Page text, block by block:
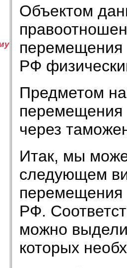
Объектом
перемещения
РФ
Предметом
перемещения
через
Итак, мы
следующем
перемещения
РФ.
можно
которых